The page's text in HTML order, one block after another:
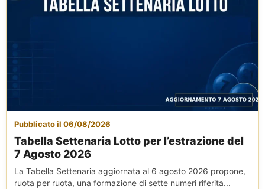
Pubblicato il 06/08/2026
Tabella Settenaria Lotto per l’estrazione del
7 Agosto 2026
La Tabella Settenaria aggiornata al 6 agosto 2026 propone,
ruota per ruota, una formazione di sette numeri riferita...